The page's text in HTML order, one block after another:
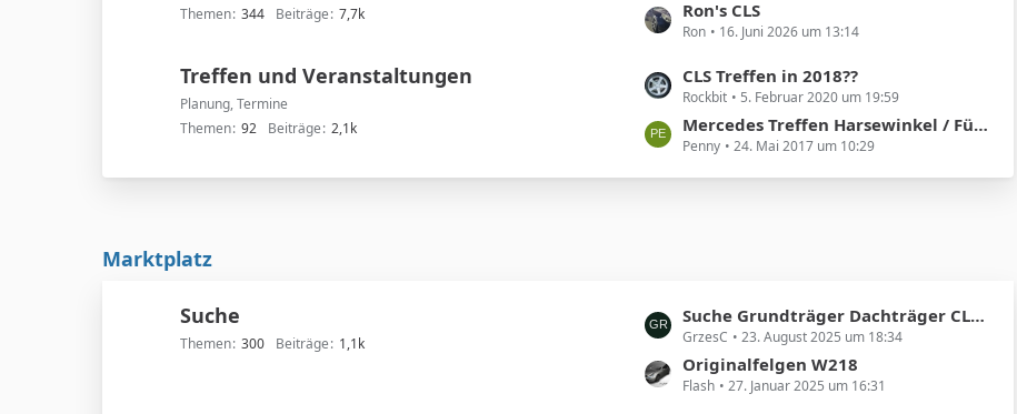
g
e
r
g
Themen 344 Beiträge 7,7k
t
z
e
e
t
Ron's CLS
Ron 16. Juni 2026 um 13:14
Treffen und Veranstaltungen
Planung, Termine
Themen 92 Beiträge 2,1k
L
e
t
z
t
r
ä
g
e
CLS Treffen in 2018??
Rockbit 5. Februar 2020 um 19:59
Mercedes Treffen Harsewinkel / Füchtorf am 01. Juli 2017 – 2. meet and greet a star
Penny 24. Mai 2017 um 10:29
Marktplatz
Suche
Themen 300 Beiträge 1,1k
L
e
t
z
Suche Grundträger Dachträger CLS Shooting Brake
GrzesC 23. August 2025 um 18:34
Originalfelgen W218
Flash 27. Januar 2025 um 16:31